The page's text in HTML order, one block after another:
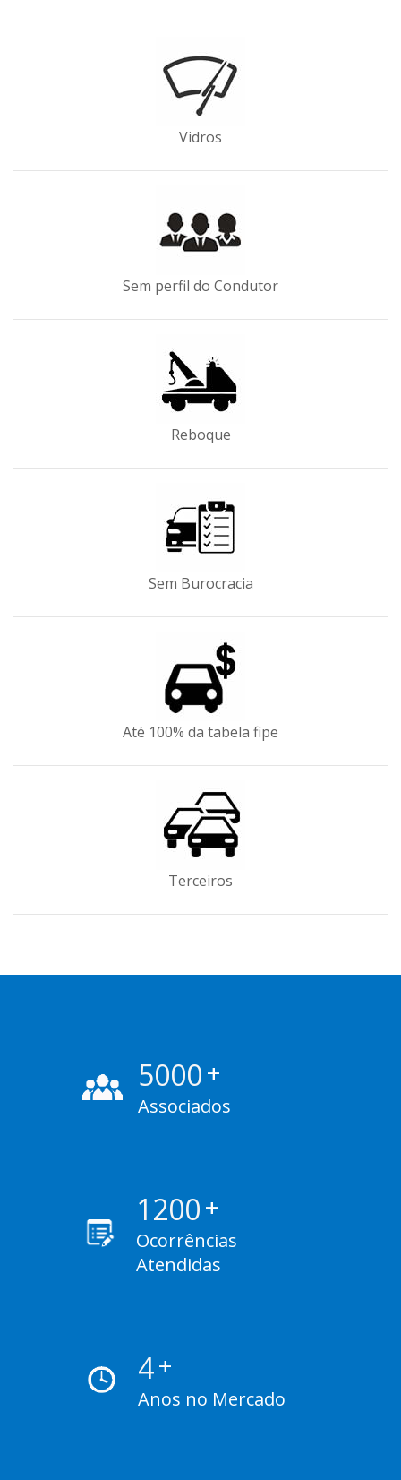
Vidros
Sem perfil do Condutor
Reboque
Sem Burocracia
Até 100% da tabela fipe
Terceiros
5000+
Associados
1200+
Ocorrências
Atendidas
4+
Anos no Mercado